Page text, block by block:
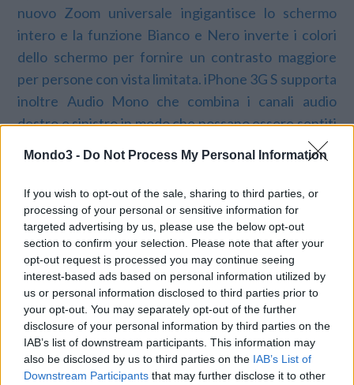
Mondo3 - Do Not Process My Personal Information
If you wish to opt-out of the sale, sharing to third parties, or
processing of your personal or sensitive information for
targeted advertising by us, please use the below opt-out
section to confirm your selection. Please note that after your
opt-out request is processed you may continue seeing
interest-based ads based on personal information utilized by
us or personal information disclosed to third parties prior to
your opt-out. You may separately opt-out of the further
disclosure of your personal information by third parties on the
IAB’s list of downstream participants. This information may
also be disclosed by us to third parties on the IAB’s List of
Downstream Participants that may further disclose it to other
nuovo Zoom universale ingigantisce lo schermo
intero e la funzione Bianco e Nero inverte i colori
dello schermo per fornire un contrasto maggiore
per persone con vista limitata. iPhone 3G S supporta
inoltre Audio Mono che combina i canali audio
destro e sinistro in modo che possano essere sentiti
contemporaneamente in entrambe le cuffie per
coloro che hanno perso l’udito in una delle parti.
iPhone 3G S include il nuovo software iPhone OS 3.0
con oltre 100 nuove funzionalità tra cui: Taglia,
Copia e Incolla; MMS, la ricerca Spotlight per
cercare in tutto l’iPhone nelle Mail, Contatti,
Calendario e iPod; la visualizzazione in modalità
panorama della tastiera per le Mail, i Messaggi, le
Note e Safari®; controllo parentale esteso ai
programmi TV, film e applicazioni dell’App Store e la
possibilità di registrare e spedire registrazioni audio